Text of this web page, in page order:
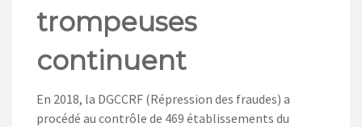
trompeuses
continuent
En 2018, la DGCCRF (Répression des fraudes) a
procédé au contrôle de 469 établissements du